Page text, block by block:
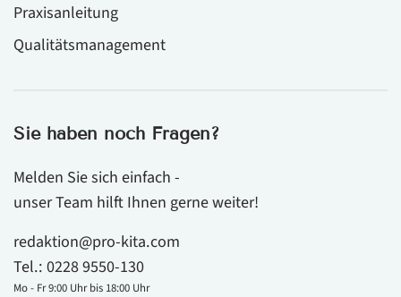
Praxisanleitung
Qualitätsmanagement
Sie haben noch Fragen?
Melden Sie sich einfach -
unser Team hilft Ihnen gerne weiter!
redaktion@pro-kita.com
Tel.:0228 9550-130
Mo - Fr 9:00 Uhr bis 18:00 Uhr